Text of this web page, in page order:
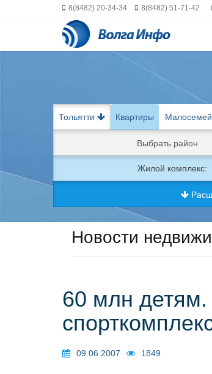
8(8482) 20-34-34 8(8482) 51-71-42
Тольятти Квартиры
Выбрать район
Жилой комплекс:
Новости
60 млн детям.
09.06.2007 1849